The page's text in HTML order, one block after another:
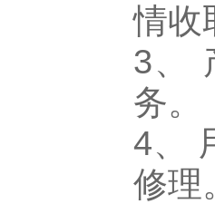
情收
3、
务。
4、
修理